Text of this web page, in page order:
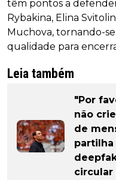
têm pontos a
Rybakina, Elina
Muchova, tornando-
qualidade para
Leia também
"Por
não
de
partilha
circular